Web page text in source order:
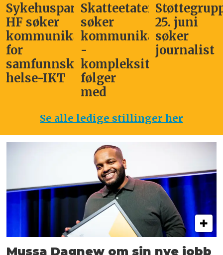
Sykehuspartner
HF søker
kommunikasjonssjef
for
samfunnskritisk
helse-IKT
Skatteetaten
søker
kommunikasjonsleder
-
kompleksitet
følger
med
25. juni
søker
journalist
Se alle ledige stillinger her
Mussa Dagnew om sin nye jobb